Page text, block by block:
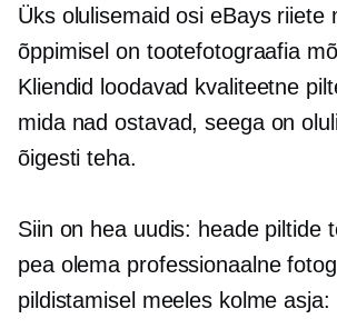
Üks olulisemaid osi eBays riiete
õppimisel on tootefotograafia
Kliendid loodavad kvaliteetne
mida nad ostavad, seega on
õigesti teha.
Siin on hea uudis: heade piltide
pea olema professionaalne
pildistamisel meeles kolme asja: